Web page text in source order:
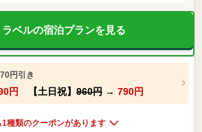
ベルの宿泊プランを見る
円引き
円 【土日祝】 960円 → 790円
1種類のクーポンがあります